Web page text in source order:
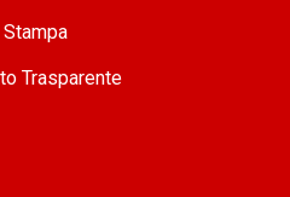
Trasparente